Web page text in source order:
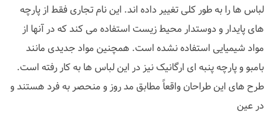
لباس ها را به طور کلی تغییر داده اند. این نام تجاری فقط از پارچه
های پایدار و دوستدار محیط زیست استفاده می کند که در آنها از
مواد شیمیایی استفاده نشده است. همچنین مواد جدیدی مانند
بامبو و پارچه پنبه ای ارگانیک نیز در این لباس ها به کار رفته است.
طرح های این طراحان واقعاً مطابق مد روز و منحصر به فرد هستند و
در عین